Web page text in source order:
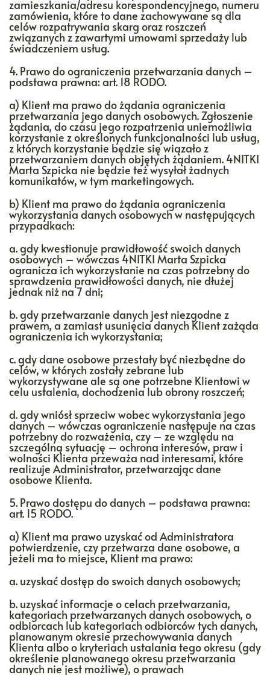
zamieszkania/adresu korespondencyjnego, numeru
zamówienia, które to dane zachowywane są dla
celów rozpatrywania skarg oraz roszczeń
związanych z zawartymi umowami sprzedaży lub
świadczeniem usług.
4. Prawo do ograniczenia przetwarzania danych –
podstawa prawna: art. 18 RODO.
a) Klient ma prawo do żądania ograniczenia
przetwarzania jego danych osobowych. Zgłoszenie
żądania, do czasu jego rozpatrzenia uniemożliwia
korzystanie z określonych funkcjonalności lub usług,
z których korzystanie będzie się wiązało z
przetwarzaniem danych objętych żądaniem. 4NITKI
Marta Szpicka nie będzie też wysyłał żadnych
komunikatów, w tym marketingowych.
b) Klient ma prawo do żądania ograniczenia
wykorzystania danych osobowych w następujących
przypadkach:
a. gdy kwestionuje prawidłowość swoich danych
osobowych – wówczas 4NITKI Marta Szpicka
ogranicza ich wykorzystanie na czas potrzebny do
sprawdzenia prawidłowości danych, nie dłużej
jednak niż na 7 dni;
b. gdy przetwarzanie danych jest niezgodne z
prawem, a zamiast usunięcia danych Klient zażąda
ograniczenia ich wykorzystania;
c. gdy dane osobowe przestały być niezbędne do
celów, w których zostały zebrane lub
wykorzystywane ale są one potrzebne Klientowi w
celu ustalenia, dochodzenia lub obrony roszczeń;
d. gdy wniósł sprzeciw wobec wykorzystania jego
danych – wówczas ograniczenie następuje na czas
potrzebny do rozważenia, czy – ze względu na
szczególną sytuację – ochrona interesów, praw i
wolności Klienta przeważa nad interesami, które
realizuje Administrator, przetwarzając dane
osobowe Klienta.
5. Prawo dostępu do danych – podstawa prawna:
art. 15 RODO.
a) Klient ma prawo uzyskać od Administratora
potwierdzenie, czy przetwarza dane osobowe, a
jeżeli ma to miejsce, Klient ma prawo:
a. uzyskać dostęp do swoich danych osobowych;
b. uzyskać informacje o celach przetwarzania,
kategoriach przetwarzanych danych osobowych, o
odbiorcach lub kategoriach odbiorców tych danych,
planowanym okresie przechowywania danych
Klienta albo o kryteriach ustalania tego okresu (gdy
określenie planowanego okresu przetwarzania
danych nie jest możliwe), o prawach